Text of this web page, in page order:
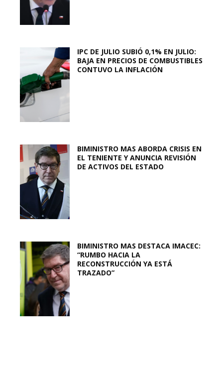
IPC DE JULIO SUBIÓ 0,1% EN JULIO:
BAJA EN PRECIOS DE COMBUSTIBLES
CONTUVO LA INFLACIÓN
BIMINISTRO MAS ABORDA CRISIS EN
EL TENIENTE Y ANUNCIA REVISIÓN
DE ACTIVOS DEL ESTADO
BIMINISTRO MAS DESTACA IMACEC:
“RUMBO HACIA LA
RECONSTRUCCIÓN YA ESTÁ
TRAZADO”